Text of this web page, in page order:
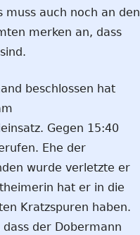
muss auch noch an den
merken an, dass
beschlossen hat
Gegen 15:40
Ehe der
wurde verletzte er
hat er in die
Kratzspuren haben.
der Dobermann